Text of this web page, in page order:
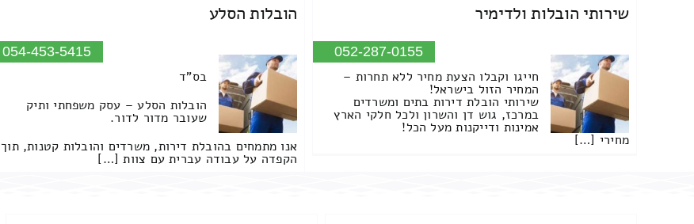
שירותי הובלות ולדימיר
052-287-0155
חייגו וקבלו הצעת מחיר ללא תחרות –
המחיר הזול בישראל!
שירותי הובלת דירות בתים ומשרדים
במרכז, גוש דן והשרון ולכל חלקי הארץ
אמינות ודייקנות מעל הכל!
מחירי […]
הובלות הסלע
054-453-5415
בס"ד
הובלות הסלע – עסק משפחתי ותיק
שעובר מדור לדור.
אנו מתמחים בהובלת דירות, משרדים והובלות קטנות, תוך
הקפדה על עבודה עברית עם צוות […]